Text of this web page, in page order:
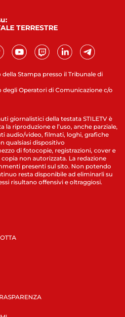
Stampa presso il Tribunale di
degli Operatori di Comunicazione c/o
TERRESTRE
giornalistici della testata STILETV è
la riproduzione e l’uso, anche parziale,
audio/video, filmati, loghi, grafiche
qualsiasi dispositivo
di fotocopie, registrazioni, cover e
non autorizzata. La redazione
presenti sul sito. Non potendo
resta disponibile ad eliminarli su
risultano offensivi e oltraggiosi.